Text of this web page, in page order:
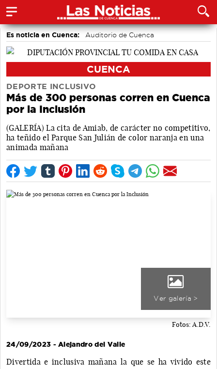
Es noticia en Cuenca: Auditorio de Cuenca
CUENCA
DEPORTE INCLUSIVO
Más de 300 personas corren en Cuenca
por la Inclusión
(GALERÍA) La cita de Amiab, de carácter no competitivo,
ha teñido el Parque San Julián de color naranja en una
animada mañana
Ver galería >
Fotos: A.D.V.
24/09/2023 - Alejandro del Valle
Divertida e inclusiva mañana la que se ha vivido este